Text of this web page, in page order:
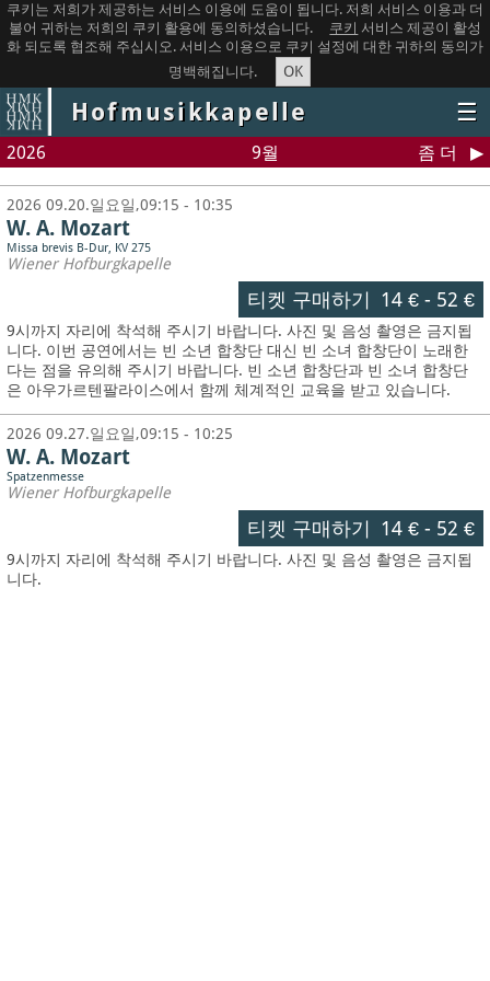
쿠키는 저희가 제공하는 서비스 이용에 도움이 됩니다. 저희 서비스 이용과 더
불어 귀하는 저희의 쿠키 활용에 동의하셨습니다.
쿠키 서비스 제공이 활성
화 되도록 협조해 주십시오. 서비스 이용으로 쿠키 설정에 대한 귀하의 동의가
명백해집니다.
OK
Hofmusikkapelle ☰
2026 9월 좀 더
2026 09.20.일요일,09:15 - 10:35
W. A. Mozart
Missa brevis B-Dur, KV 275
Wiener Hofburgkapelle
티켓 구매하기 14 €- 52 €
9시까지 자리에 착석해 주시기 바랍니다. 사진 및 음성 촬영은 금지됩
니다. 이번 공연에서는 빈 소년 합창단 대신 빈 소녀 합창단이 노래한
다는 점을 유의해 주시기 바랍니다. 빈 소년 합창단과 빈 소녀 합창단
은 아우가르텐팔라이스에서 함께 체계적인 교육을 받고 있습니다.
2026 09.27.일요일,09:15 - 10:25
W. A. Mozart
Spatzenmesse
Wiener Hofburgkapelle
티켓 구매하기 14 €- 52 €
9시까지 자리에 착석해 주시기 바랍니다. 사진 및 음성 촬영은 금지됩
니다.